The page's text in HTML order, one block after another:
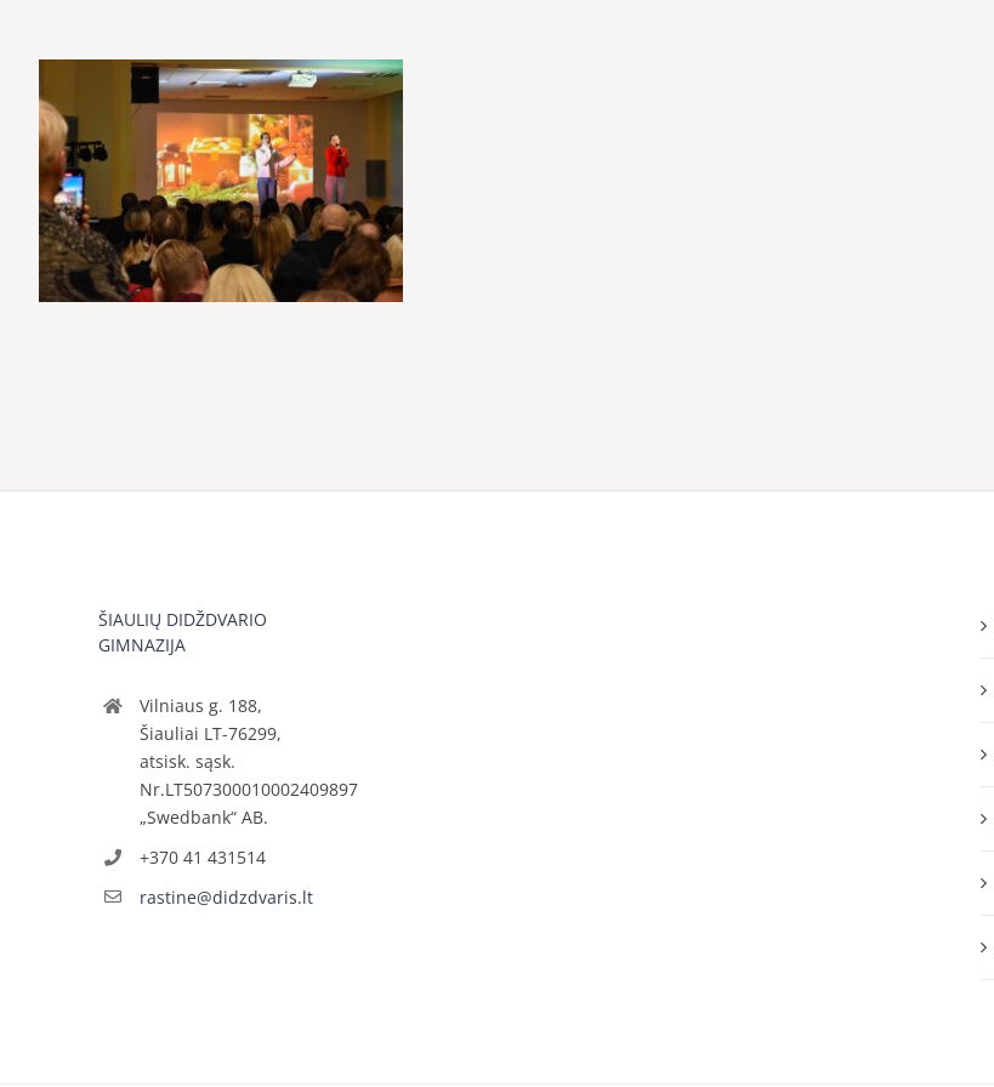
ŠIAULIŲ DIDŽDVARIO
GIMNAZIJA
Vilniaus g. 188,
Šiauliai LT-76299,
atsisk. sąsk.
Nr.LT507300010002409897
„Swedbank“ AB.
+370 41 431514
rastine@didzdvaris.lt